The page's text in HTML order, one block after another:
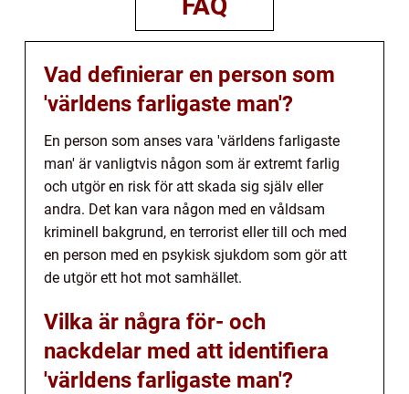
Vad definierar en person som
'världens farligaste man'?
En person som anses vara 'världens farligaste
man' är vanligtvis någon som är extremt farlig
och utgör en risk för att skada sig själv eller
andra. Det kan vara någon med en våldsam
kriminell bakgrund, en terrorist eller till och med
en person med en psykisk sjukdom som gör att
de utgör ett hot mot samhället.
Vilka är några för- och
nackdelar med att identifiera
'världens farligaste man'?